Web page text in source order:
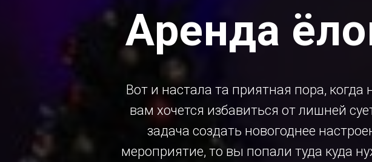
Аренда
Вот и настала та приятная пора,
вам хочется избавиться от лишней
задача создать новогоднее
мероприятие, то вы попали туда куда